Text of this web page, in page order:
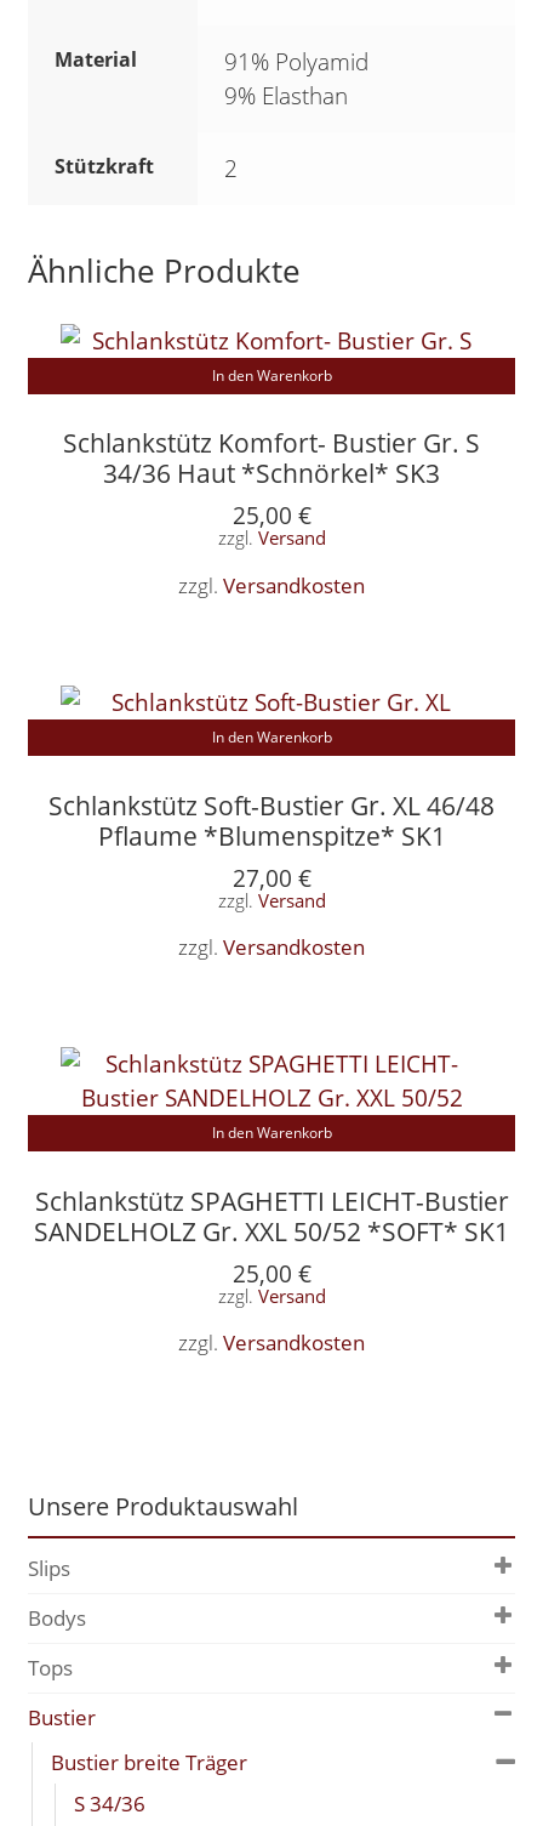
Material
91% Polyamid
9% Elasthan
Stützkraft 2
Ähnliche Produkte
Schlankstütz Komfort- Bustier Gr. S
34/36 Haut *Schnörkel* SK3
25,00 €
zzgl. Versand
zzgl. Versandkosten
In den Warenkorb
Schlankstütz Soft-Bustier Gr. XL 46/48
Pflaume *Blumenspitze* SK1
27,00 €
zzgl. Versand
zzgl. Versandkosten
In den Warenkorb
Schlankstütz SPAGHETTI LEICHT-Bustier
SANDELHOLZ Gr. XXL 50/52 *SOFT* SK1
25,00 €
zzgl. Versand
zzgl. Versandkosten
In den Warenkorb
Unsere Produktauswahl
Slips
Bodys
Tops
Bustier
Bustier breite Träger
S 34/36